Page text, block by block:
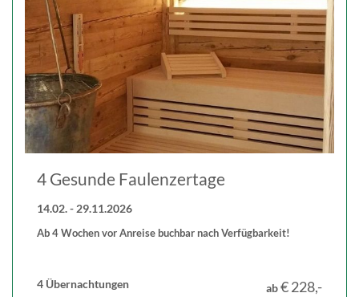
4 Gesunde Faulenzertage
14.02. - 29.11.2026
Ab 4 Wochen vor Anreise buchbar nach Verfügbarkeit!
4 Übernachtungen ab€ 228,-